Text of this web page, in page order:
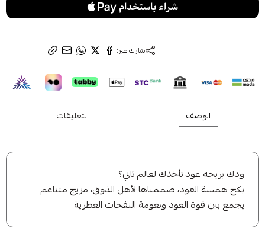
شارك عبر:
الوصف التعليقات
ودك بريحة عود تأخذك لعالم ثاني؟
بكج همسة العود، صممناها لأهل الذوق، مزيج متناغم
يجمع بين قوة العود ونعومة النفحات العطرية
اشتراك
لا، شكرًا